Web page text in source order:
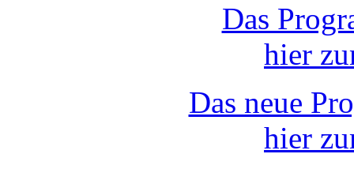
Das
hier
Das neue
hier